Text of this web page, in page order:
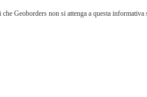
Geoborders non si attenga a questa